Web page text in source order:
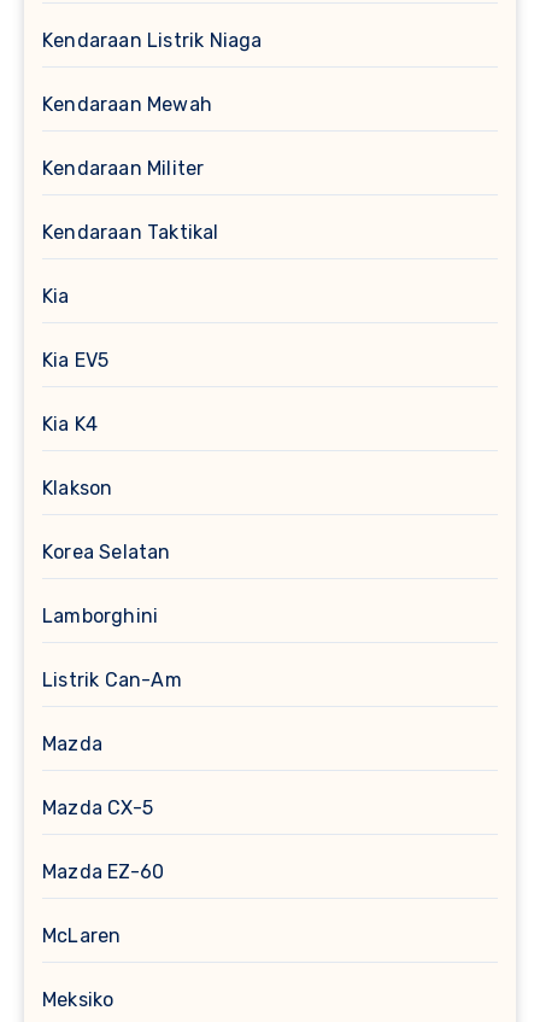
Kendaraan Listrik Niaga
Kendaraan Mewah
Kendaraan Militer
Kendaraan Taktikal
Kia
Kia EV5
Kia K4
Klakson
Korea Selatan
Lamborghini
Listrik Can-Am
Mazda
Mazda CX-5
Mazda EZ-60
McLaren
Meksiko